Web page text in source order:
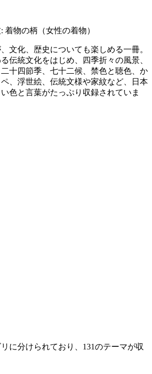
着物の柄（女性の着物）
文化、歴史についても楽しめる一冊。
伝統文化をはじめ、四季折々の風景、
十四節季、七十二候、禁色と聴色、か
、浮世絵、伝統文様や家紋など、日本
色と言葉がたっぷり収録されていま
に分けられており、131のテーマが収